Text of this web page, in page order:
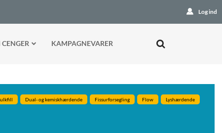
Log ind
KAMPAGNEVARER
Dual- og kemiskhærdende Fissurforsegling Flow Lyshærdende